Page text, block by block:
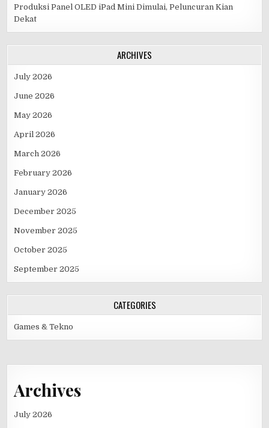
Produksi Panel OLED iPad Mini Dimulai, Peluncuran Kian
Dekat
ARCHIVES
July 2026
June 2026
May 2026
April 2026
March 2026
February 2026
January 2026
December 2025
November 2025
October 2025
September 2025
CATEGORIES
Games & Tekno
Archives
July 2026